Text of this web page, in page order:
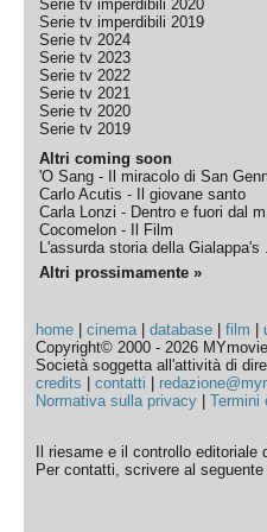
Serie tv imperdibili 2020
Serie tv imperdibili 2019
Serie tv 2024
Serie tv 2023
Serie tv 2022
Serie tv 2021
Serie tv 2020
Serie tv 2019
Altri coming soon
'O Sang - Il miracolo di San
Carlo Acutis - Il giovane santo
Carla Lonzi - Dentro e fuori dal
Cocomelon - Il Film
L'assurda storia della Gialappa's
Altri prossimamente »
home |cinema|database |film |
Copyright© 2000 - 2026
Società soggetta all'attività di
credits |contatti
Normativa sulla privacy |Termini
Il riesame e il controllo
Per contatti, scrivere al